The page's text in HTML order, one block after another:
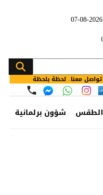
تواصل معنا.. لحظة بلحظة
الطقس شؤون برلمانية